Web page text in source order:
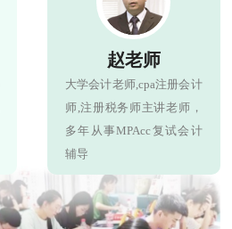
赵老师
大学会计老师,cpa注册会计
师,注册税务师主讲老师，
多年从事MPAcc复试会计
辅导